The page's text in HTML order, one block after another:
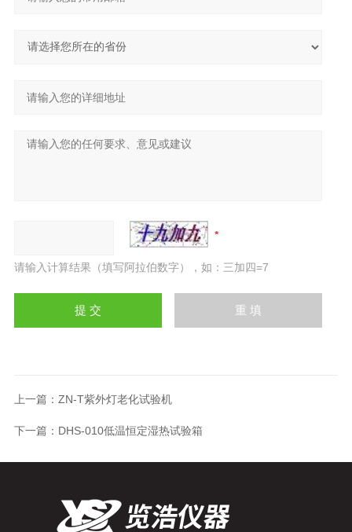
请输入计算结果（填写阿拉伯数字），如：三加四=7
上一篇： ZN-T紫外灯老化试验机
下一篇： DHS-010低温恒定湿热试验箱